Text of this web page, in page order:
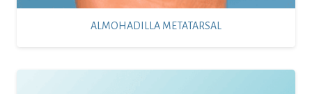
ALMOHADILLA METATARSAL